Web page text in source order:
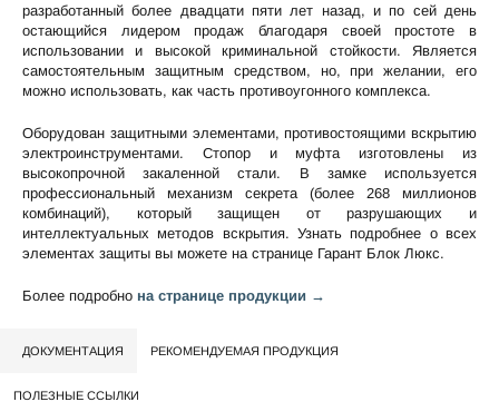
разработанный более двадцати пяти лет назад, и по сей день
остающийся лидером продаж благодаря своей простоте в
использовании и высокой криминальной стойкости. Является
самостоятельным защитным средством, но, при желании, его
можно использовать, как часть противоугонного комплекса.
Оборудован защитными элементами, противостоящими вскрытию
электроинструментами. Стопор и муфта изготовлены из
высокопрочной закаленной стали. В замке используется
профессиональный механизм секрета (более 268 миллионов
комбинаций), который защищен от разрушающих и
интеллектуальных методов вскрытия. Узнать подробнее о всех
элементах защиты вы можете на странице Гарант Блок Люкс.
Более подробно на странице продукции →
ДОКУМЕНТАЦИЯ РЕКОМЕНДУЕМАЯ ПРОДУКЦИЯ
ПОЛЕЗНЫЕ ССЫЛКИ